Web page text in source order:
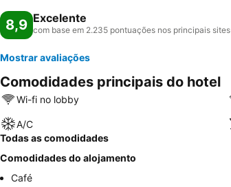
8,9 Excelente
com base em 2.235 pontuações nos principais sites
Mostrar avaliações
Comodidades principais do hotel
Wi-fi no lobby
A/C
Todas as comodidades
Comodidades do alojamento
Café